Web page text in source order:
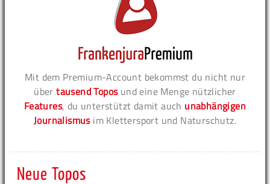
Mit dem Premium-Account bekommst du nicht nur
übertausend Toposund eine Menge nützlicher
Features, du unterstützt damit auch unabhängigen
Journalismusim Klettersport und Naturschutz.
Neue Topos